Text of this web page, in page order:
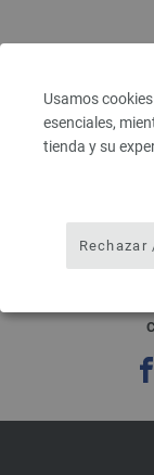
Usamos
esenciales,
tienda y su
IVA no